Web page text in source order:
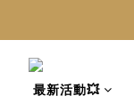
最新活動💥